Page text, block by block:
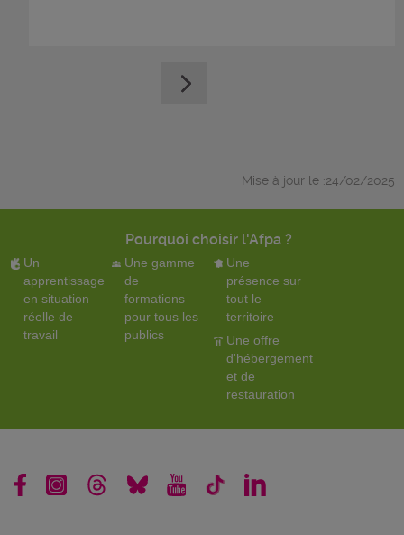
Mise à jour le :24/02/2025
Pourquoi choisir l'Afpa ?
Un
apprentissage
en situation
réelle de
travail
Une gamme
de
formations
pour tous les
publics
Une
présence sur
tout le
territoire
Une offre
d'hébergement
et de
restauration